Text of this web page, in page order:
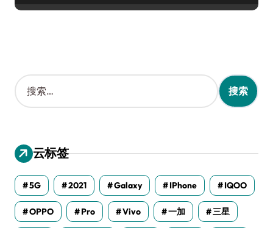
搜
索
：
云标签
5G 2021 Galaxy IPhone IQOO
OPPO Pro Vivo 一加 三星